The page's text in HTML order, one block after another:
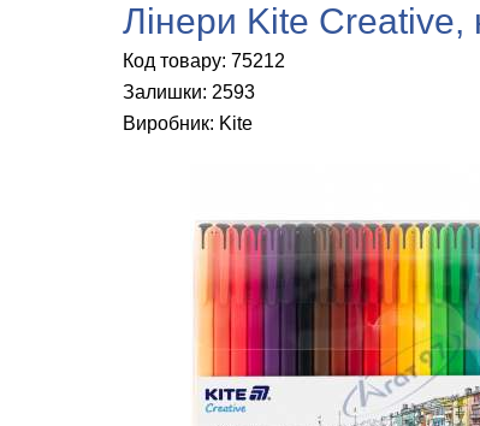
Лінери Kite
Код товару: 75212
Залишки: 2593
Виробник: Kite